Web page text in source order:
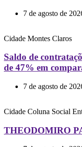
7 de agosto de
Cidade Montes Claros
Saldo de
de 47% em
7 de agosto de
Cidade Coluna Social
THEODOMIRO